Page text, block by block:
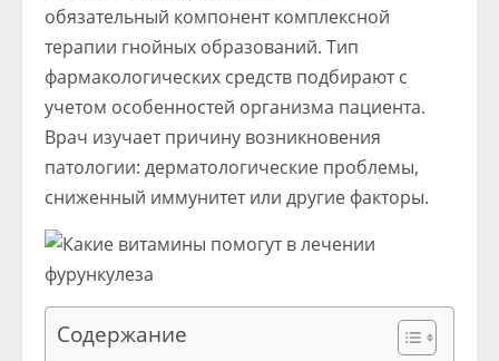
обязательный компонент комплексной
терапии гнойных образований. Тип
фармакологических средств подбирают с
учетом особенностей организма пациента.
Врач изучает причину возникновения
патологии: дерматологические проблемы,
сниженный иммунитет или другие факторы.
Содержание